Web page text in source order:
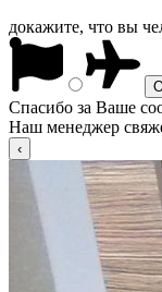
докажите, что вы
Спасибо за Ваше
Наш менеджер